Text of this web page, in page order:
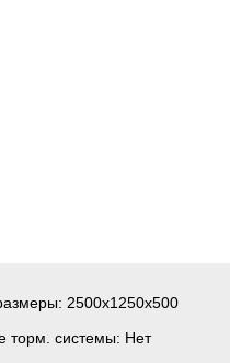
2500х1250х500
торм. системы: Нет